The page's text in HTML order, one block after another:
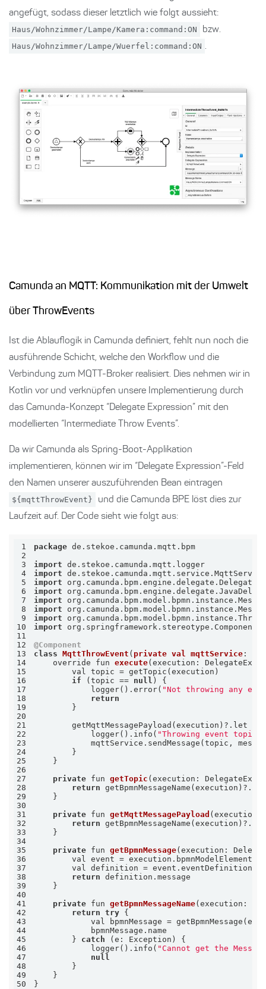
angefügt, sodass dieser letztlich wie folgt aussieht:
Haus/Wohnzimmer/Lampe/Kamera:command:ON bzw.
Haus/Wohnzimmer/Lampe/Wuerfel:command:ON .
Camunda an MQTT: Kommunikation mit der Umwelt
über ThrowEvents
Ist die Ablauflogik in Camunda definiert, fehlt nun noch die
ausführende Schicht, welche den Workflow und die
Verbindung zum MQTT-Broker realisiert. Dies nehmen wir in
Kotlin vor und verknüpfen unsere Implementierung durch
das Camunda-Konzept “Delegate Expression” mit den
modellierten “Intermediate Throw Events”.
Da wir Camunda als Spring-Boot-Applikation
implementieren, können wir im “Delegate Expression”-Feld
den Namen unserer auszuführenden Bean eintragen
${mqttThrowEvent}
und die Camunda BPE löst dies zur
Laufzeit auf. Der Code sieht wie folgt aus:
1 package
2
3
import
4
import
5
import
6
import
7
import
8
import
9
import
10
import
11
12
@Component
13
class MqttThrowEvent ( private val mqttService :
14
override fun execute(execution:
15
16
if (topic == null
17
            logger().error(
"Not throwing any
18
return
19
20
21
22
            logger().info(
"Throwing event
23
24
25
26
27
private fun getTopic (execution:
28
return
29
30
31
private fun getMqttMessagePayload (execution:
32
return
33
34
35
private fun getBpmnMessage(execution:
36
37
38
return
39
40
41
private fun getBpmnMessageName(execution:
42
return try
43
44
45
        }
catch
46
            logger().info(
"Cannot get the
47
null
48
49
50
}